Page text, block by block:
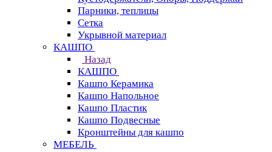
Парники, теплицы
Сетка
Укрывной материал
КАШПО
Назад
КАШПО
Кашпо Керамика
Кашпо Напольное
Кашпо Пластик
Кашпо Подвесные
Кронштейны для кашпо
МЕБЕЛЬ